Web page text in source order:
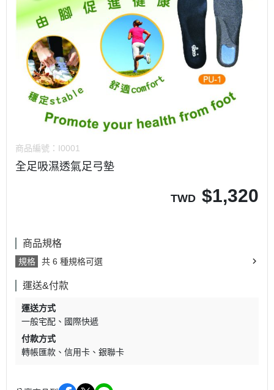
商品編號： I0001
全足吸濕透氣足弓墊
TWD $1,320
商品規格
規格 共 6 種規格可選
運送&付款
運送方式
一般宅配
國際快遞
付款方式
轉帳匯款
信用卡 銀聯卡